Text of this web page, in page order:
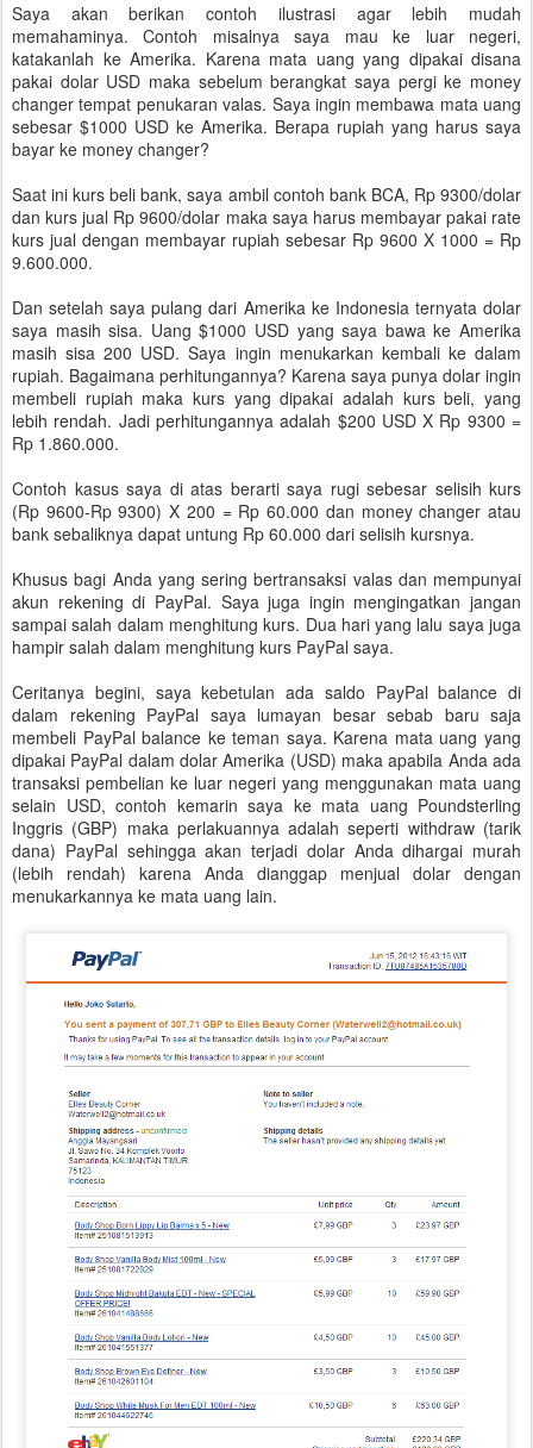
Saya akan berikan contoh ilustrasi agar lebih mudah
memahaminya. Contoh misalnya saya mau ke luar negeri,
katakanlah ke Amerika. Karena mata uang yang dipakai disana
pakai dolar USD maka sebelum berangkat saya pergi ke money
changer tempat penukaran valas. Saya ingin membawa mata uang
sebesar $1000 USD ke Amerika. Berapa rupiah yang harus saya
bayar ke money changer?
Saat ini kurs beli bank, saya ambil contoh bank BCA, Rp 9300/dolar
dan kurs jual Rp 9600/dolar maka saya harus membayar pakai rate
kurs jual dengan membayar rupiah sebesar Rp 9600 X 1000 = Rp
9.600.000.
Dan setelah saya pulang dari Amerika ke Indonesia ternyata dolar
saya masih sisa. Uang $1000 USD yang saya bawa ke Amerika
masih sisa 200 USD. Saya ingin menukarkan kembali ke dalam
rupiah. Bagaimana perhitungannya? Karena saya punya dolar ingin
membeli rupiah maka kurs yang dipakai adalah kurs beli, yang
lebih rendah. Jadi perhitungannya adalah $200 USD X Rp 9300 =
Rp 1.860.000.
Contoh kasus saya di atas berarti saya rugi sebesar selisih kurs
(Rp 9600-Rp 9300) X 200 = Rp 60.000 dan money changer atau
bank sebaliknya dapat untung Rp 60.000 dari selisih kursnya.
Khusus bagi Anda yang sering bertransaksi valas dan mempunyai
akun rekening di PayPal. Saya juga ingin mengingatkan jangan
sampai salah dalam menghitung kurs. Dua hari yang lalu saya juga
hampir salah dalam menghitung kurs PayPal saya.
Ceritanya begini, saya kebetulan ada saldo PayPal balance di
dalam rekening PayPal saya lumayan besar sebab baru saja
membeli PayPal balance ke teman saya. Karena mata uang yang
dipakai PayPal dalam dolar Amerika (USD) maka apabila Anda ada
transaksi pembelian ke luar negeri yang menggunakan mata uang
selain USD, contoh kemarin saya ke mata uang Poundsterling
Inggris (GBP) maka perlakuannya adalah seperti withdraw (tarik
dana) PayPal sehingga akan terjadi dolar Anda dihargai murah
(lebih rendah) karena Anda dianggap menjual dolar dengan
menukarkannya ke mata uang lain.